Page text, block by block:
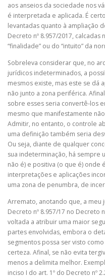
aos anseios da sociedade nos
é interpretada e aplicada. É
levantadas quanto à ampliação
Decreto nº 8.957/2017,
“finalidade” ou do “intuito” da
Sobreleva considerar que, no
jurídicos indeterminados, a
mesmos existe, mas este se dá
não junto a zona periférica.
sobre esses seria convertê-los
mesmo que manifestamente
Admitir, no entanto, o controle
uma definição também seria
Ou seja, diante de qualquer
sua indeterminação, há sempre
não é) e positiva (o que é) onde
interpretações e aplicações
uma zona de penumbra, de
Arremato, anotando que, a meu
Decreto nº 8.957/17 no Decreto
voltada a atribuir uma maior
partes envolvidas, embora o
segmentos possa ser visto
certeza. Afinal, se não evita
menos a delimita melhor.
inciso I do art. 1º do Decreto nº